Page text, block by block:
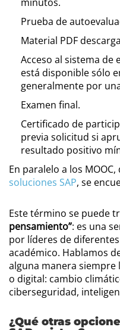
Prueba de
Material PDF
Acceso al sistema de
está disponible sólo
generalmente por
Examen final.
Certificado de
previa solicitud si
resultado positivo
En paralelo a los
soluciones SAP, se
Este término se puede
pensamiento”: es una
por líderes de
académico. Hablamos
alguna manera
o digital: cambio
ciberseguridad,
¿Qué otras